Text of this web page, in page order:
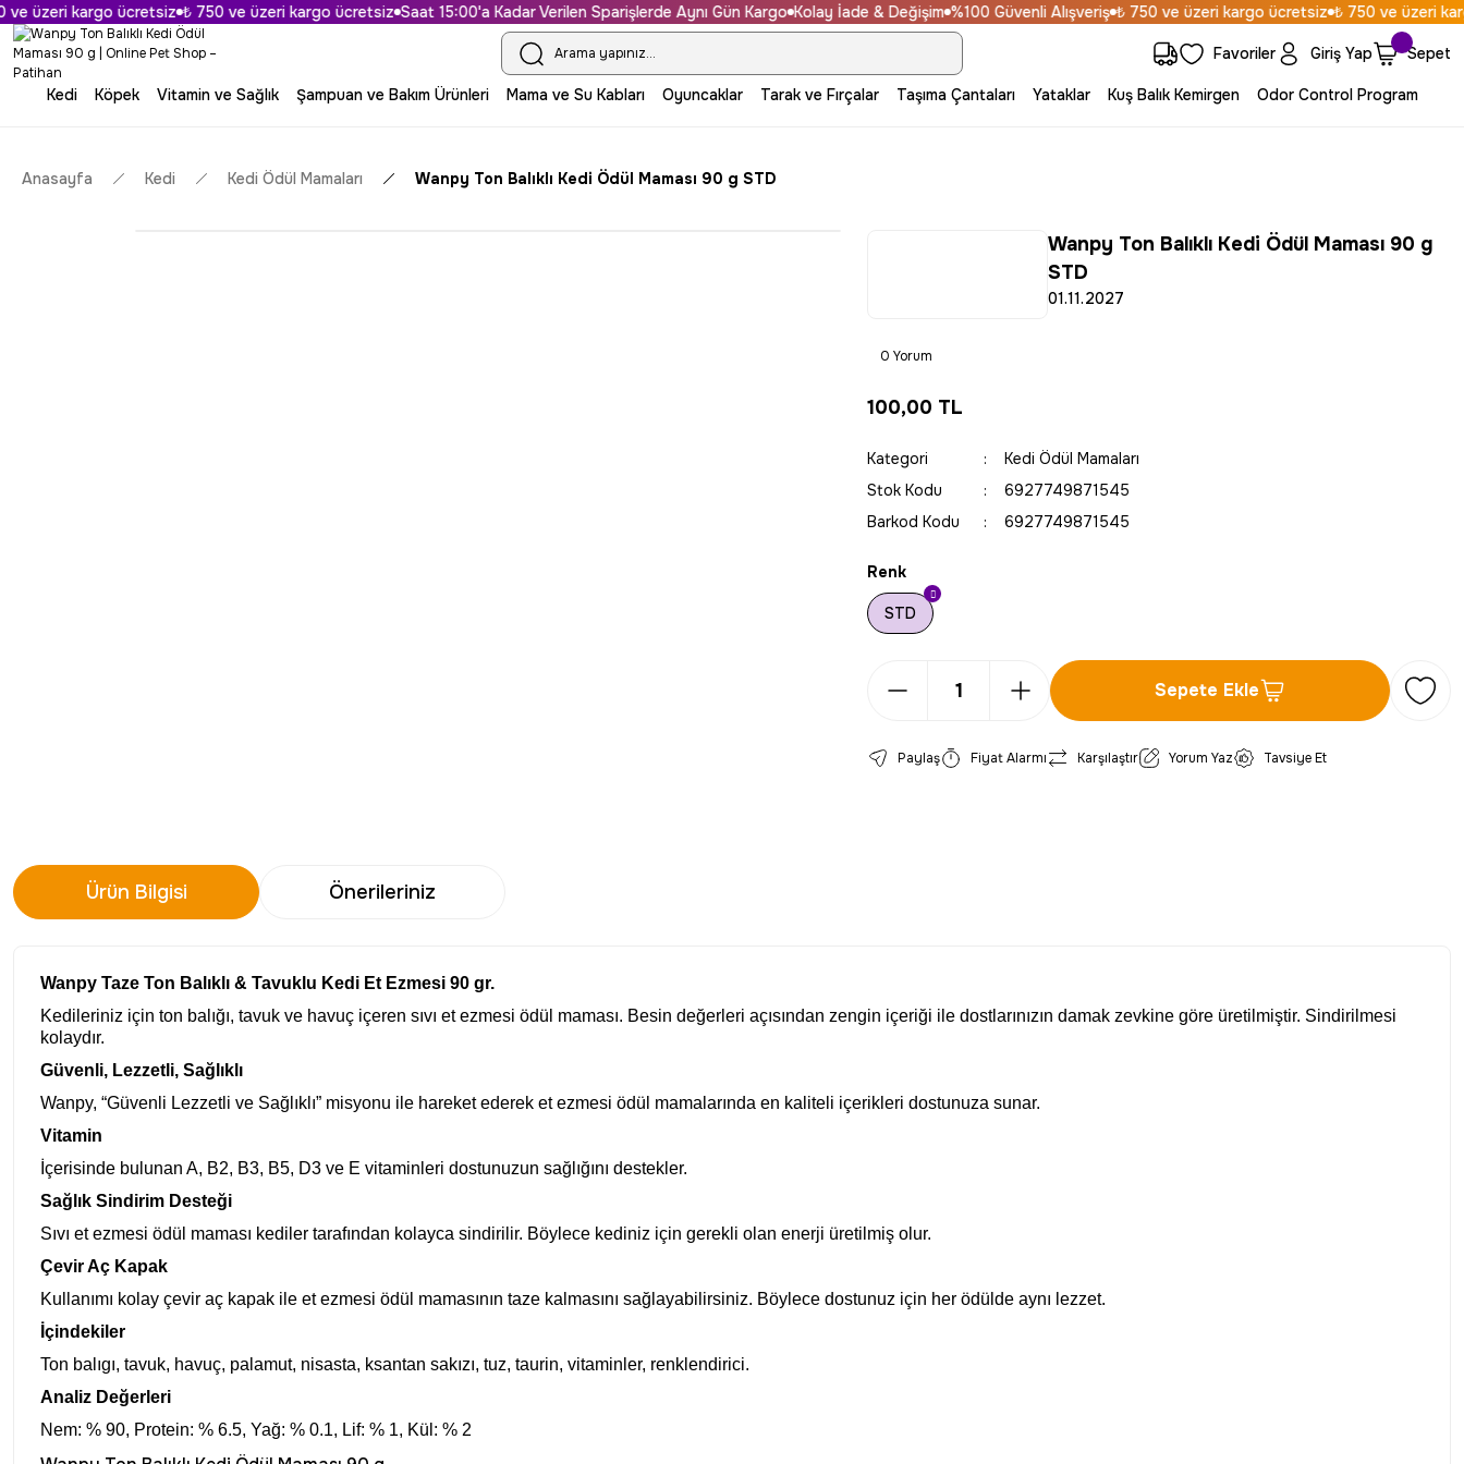
kargo ücretsiz ₺ 750 ve üzeri kargo ücretsiz Saat 15:00'a Kadar Verilen Sparişlerde Aynı Gün Kargo Kolay İade & Değişim %100 Güvenli Alışveriş ₺ 750 ve üzeri kargo ücretsiz ₺ 750 ve üzeri kargo
Favoriler Giriş Yap Sepet
Kedi Köpek Vitamin ve Sağlık Şampuan ve Bakım Ürünleri Mama ve Su Kabları Oyuncaklar Tarak ve Fırçalar Taşıma Çantaları Yataklar Kuş Balık Kemirgen Odor Control Program
Anasayfa Kedi Kedi Ödül Mamaları Wanpy Ton Balıklı Kedi Ödül Maması 90 g STD
Wanpy Ton Balıklı Kedi Ödül Maması 90 g
STD
01.11.2027
0 Yorum
100,00 TL
Kategori
Kedi Ödül Mamaları
Stok Kodu
6927749871545
Barkod Kodu
6927749871545
Renk
STD
Sepete Ekle
Paylaş Fiyat Alarmı Karşılaştır Yorum Yaz Tavsiye Et
Ürün Bilgisi Önerileriniz
Wanpy Taze Ton Balıklı & Tavuklu Kedi Et Ezmesi 90 gr.
Kedileriniz için ton balığı, tavuk ve havuç içeren sıvı et ezmesi ödül maması. Besin değerleri açısından zengin içeriği ile dostlarınızın damak zevkine göre üretilmiştir. Sindirilmesi
kolaydır.
Güvenli, Lezzetli, Sağlıklı
Wanpy, “Güvenli Lezzetli ve Sağlıklı” misyonu ile hareket ederek et ezmesi ödül mamalarında en kaliteli içerikleri dostunuza sunar.
Vitamin
İçerisinde bulunan A, B2, B3, B5, D3 ve E vitaminleri dostunuzun sağlığını destekler.
Sağlık Sindirim Desteği
Sıvı et ezmesi ödül maması kediler tarafından kolayca sindirilir. Böylece kediniz için gerekli olan enerji üretilmiş olur.
Çevir Aç Kapak
Kullanımı kolay çevir aç kapak ile et ezmesi ödül mamasının taze kalmasını sağlayabilirsiniz. Böylece dostunuz için her ödülde aynı lezzet.
İçindekiler
Ton balıgı, tavuk, havuç, palamut, nisasta, ksantan sakızı, tuz, taurin, vitaminler, renklendirici.
Analiz Değerleri
Nem: % 90, Protein: % 6.5, Yağ: % 0.1, Lif: % 1, Kül: % 2